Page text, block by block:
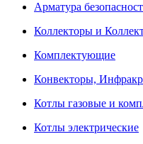
Арматура
Коллекторы и
Комплектующие
Конвекторы,
Котлы газовые и
Котлы электрические